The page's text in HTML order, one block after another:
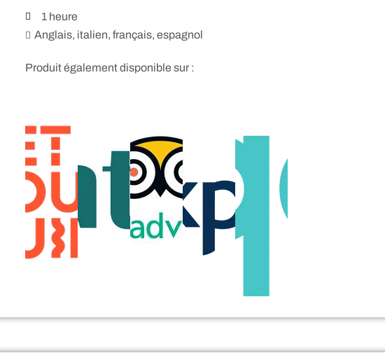
1 heure
Anglais, italien, français, espagnol
Produit également disponible sur :